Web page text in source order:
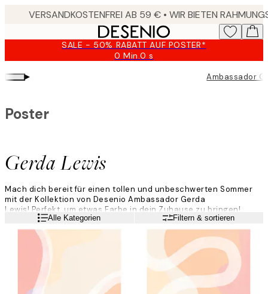
SALE - 50% RABATT AUF POSTER*
0 Min.0 s
Gültig
▸ Ambassador
Gerda Lewis
Poster
Mach dich bereit für einen tollen und unbeschwerten Sommer
mit der Kollektion von Desenio Ambassador Gerda
Lewis! Perfekt, um etwas Farbe in dein Zuhause zu bringen!
Kombiniere Poster in hellen Grüntönen, knalligem Pink und
Lavendeltönen.
WeiterlesenAlle Kategorien Filtern & sortieren